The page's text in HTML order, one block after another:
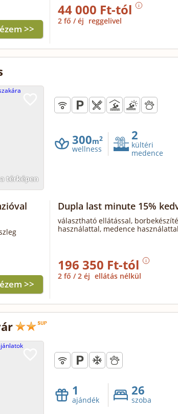
>>
44 000 Ft-tól
2 fő / éj reggelivel
térképen
300m2
wellness
2
kültéri
medence
>>
Dupla last minute 15%
választható ellátással,
használattal, medence
196 350 Ft-tól
2 fő / 2 éj ellátás nélkül
1
ajándék
26
szoba